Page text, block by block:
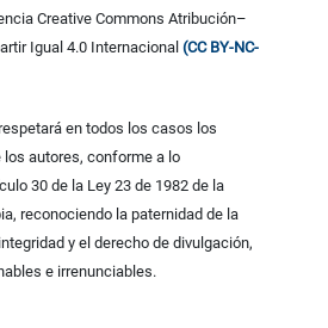
Creative Commons Atribución–
Igual 4.0 Internacional(CC BY-NC-
en todos los casos los
autores, conforme a lo
30 de la Ley 23 de 1982 de la
reconociendo la paternidad de la
y el derecho de divulgación,
e irrenunciables.